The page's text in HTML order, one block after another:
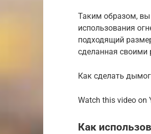
Таким образом, вы
использования
подходящий
сделанная своими
Как сделать
Watch this video on
Как